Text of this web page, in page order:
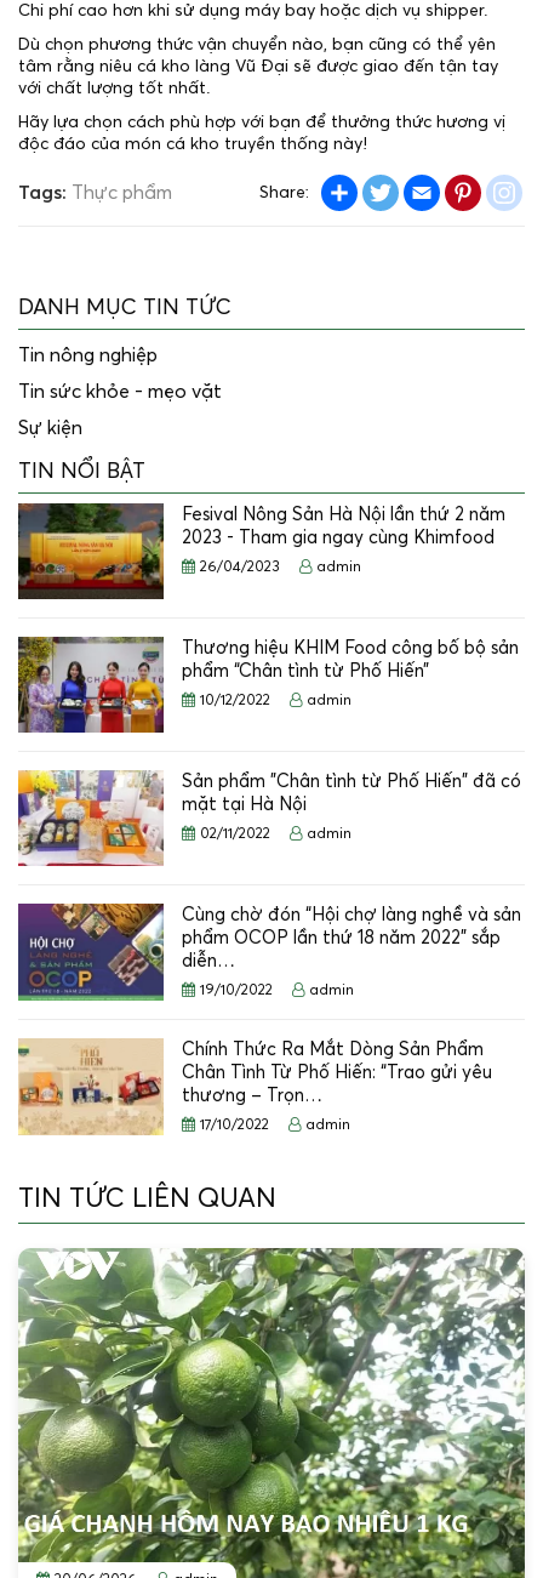
Chi phí cao hơn khi sử dụng máy bay hoặc dịch vụ shipper.
Dù chọn phương thức vận chuyển nào, bạn cũng có thể yên
tâm rằng niêu cá kho làng Vũ Đại sẽ được giao đến tận tay
với chất lượng tốt nhất.
Hãy lựa chọn cách phù hợp với bạn để thưởng thức hương vị
độc đáo của món cá kho truyền thống này!
Tags: Thực phẩm Share: Share TwitterEmail
DANH MỤC TIN TỨC
Tin nông nghiệp
Tin sức khỏe - mẹo vặt
Sự kiện
TIN NỔI BẬT
Fesival Nông Sản Hà Nội lần thứ 2 năm
2023 - Tham gia ngay cùng Khimfood
26/04/2023 admin
Thương hiệu KHIM Food công bố bộ sản
phẩm “Chân tình từ Phố Hiến”
10/12/2022 admin
Sản phẩm "Chân tình từ Phố Hiến" đã có
mặt tại Hà Nội
02/11/2022 admin
Cùng chờ đón “Hội chợ làng nghề và sản
phẩm OCOP lần thứ 18 năm 2022” sắp
diễn…
19/10/2022 admin
Chính Thức Ra Mắt Dòng Sản Phẩm
Chân Tình Từ Phố Hiến: “Trao gửi yêu
thương – Trọn…
17/10/2022 admin
TIN TỨC LIÊN QUAN